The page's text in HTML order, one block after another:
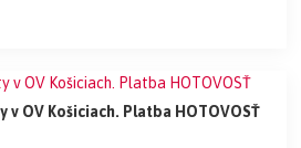
v OV Košiciach. Platba HOTOVOSŤ